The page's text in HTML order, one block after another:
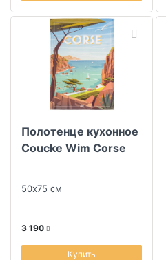
Полотенце кухонное
Coucke Wim Corse
50х75 см
3 190
Купить